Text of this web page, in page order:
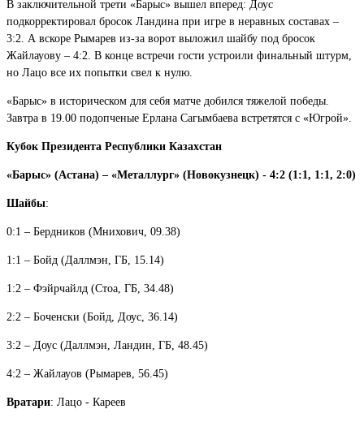
В заключительной трети «Барыс» вышел вперед: Доус
подкорректировал бросок Ландина при игре в неравных составах –
3:2. А вскоре Рымарев из-за ворот выложил шайбу под бросок
Жайлауову – 4:2. В конце встречи гости устроили финальный штурм,
но Лацо все их попытки свел к нулю.
«Барыс» в историческом для себя матче добился тяжелой победы.
Завтра в 19.00 подопченые Ерлана Сагымбаева встретятся с «Югрой».
Кубок Президента Республики Казахстан
«Барыс» (Астана) – «Металлург» (Новокузнецк) - 4:2 (1:1, 1:1, 2:0)
Шайбы:
0:1 – Бердников (Мнихович, 09.38)
1:1 – Бойд (Даллмэн, ГБ, 15.14)
1:2 – Фэйрчайлд (Стоа, ГБ, 34.48)
2:2 – Боченски (Бойд, Доус, 36.14)
3:2 – Доус (Даллмэн, Ландин, ГБ, 48.45)
4:2 – Жайлауов (Рымарев, 56.45)
Вратари: Лацо - Кареев